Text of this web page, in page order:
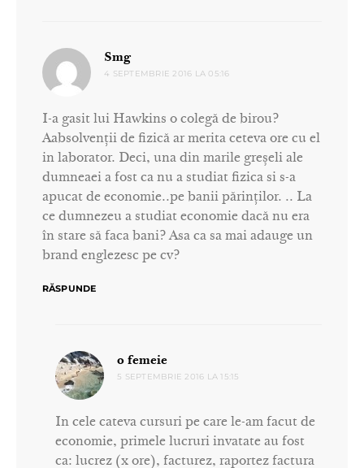
Smgspune:
4 SEPTEMBRIE 2016 LA 05:16
I-a gasit lui Hawkins o colegă de birou?
Aabsolvenții de fizică ar merita ceteva ore cu el
in laborator. Deci, una din marile greșeli ale
dumneaei a fost ca nu a studiat fizica si s-a
apucat de economie..pe banii părinților. .. La
ce dumnezeu a studiat economie dacă nu era
în stare să faca bani? Asa ca sa mai adauge un
brand englezesc pe cv?
RĂSPUNDE
o femeie
5 SEPTEMBRIE 2016 LA 15:15
In cele cateva cursuri pe care le-am facut de
economie, primele lucruri invatate au fost
ca: lucrez (x ore), facturez, raportez factura